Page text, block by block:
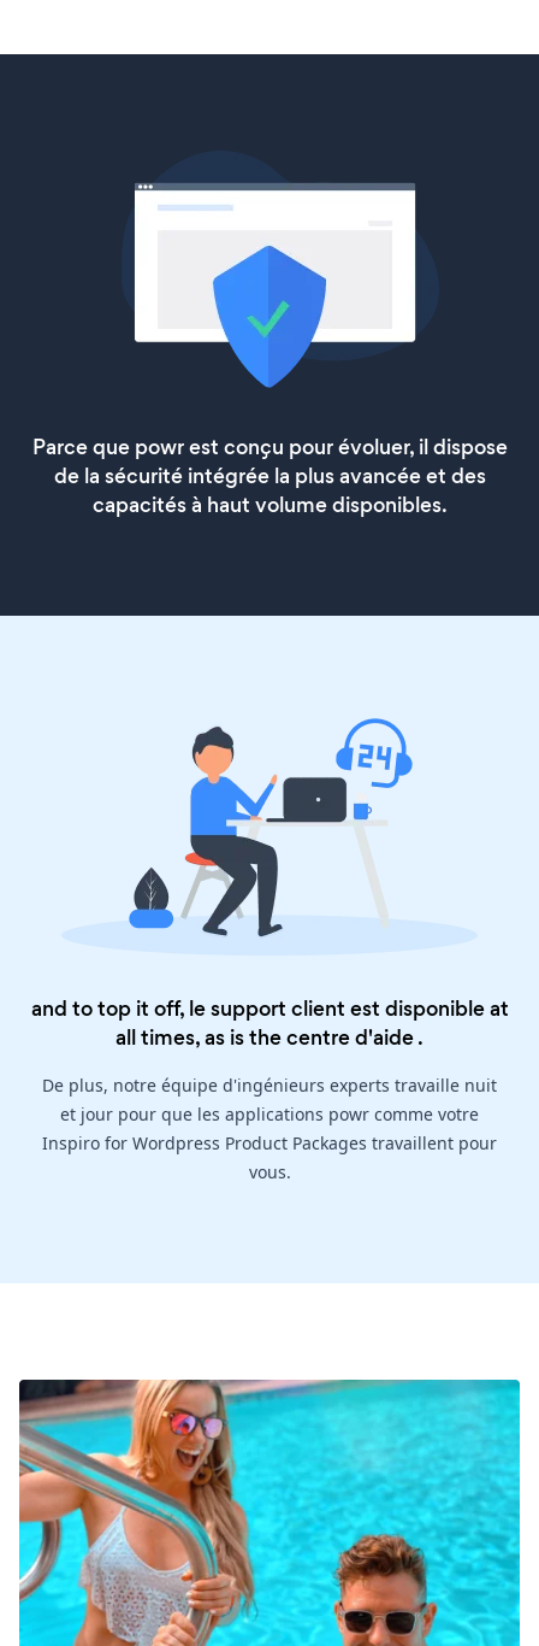
Parce que powr est conçu pour évoluer, il dispose
de la sécurité intégrée la plus avancée et des
capacités à haut volume disponibles.
and to top it off, le support client est disponible at
all times, as is thecentre d'aide.
De plus, notre équipe d'ingénieurs experts travaille nuit
et jour pour que les applications powr comme votre
Inspiro for Wordpress Product Packages travaillent pour
vous.